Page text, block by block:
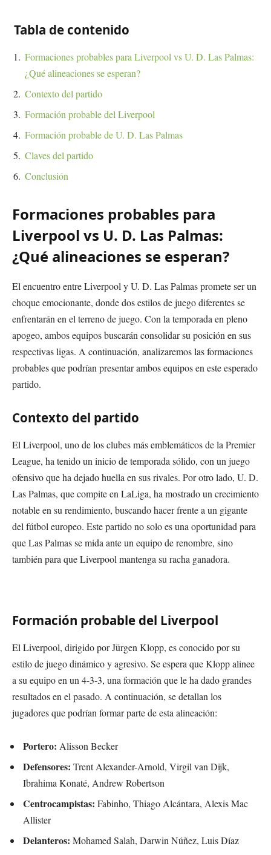
Tabla de contenido
Formaciones probables para Liverpool vs U. D. Las Palmas:
¿Qué alineaciones se esperan?
Contexto del partido
Formación probable del Liverpool
Formación probable de U. D. Las Palmas
Claves del partido
Conclusión
Formaciones probables para
Liverpool vs U. D. Las Palmas:
¿Qué alineaciones se esperan?
El encuentro entre Liverpool y U. D. Las Palmas promete ser un
choque emocionante, donde dos estilos de juego diferentes se
enfrentarán en el terreno de juego. Con la temporada en pleno
apogeo, ambos equipos buscarán consolidar su posición en sus
respectivas ligas. A continuación, analizaremos las formaciones
probables que podrían presentar ambos equipos en este esperado
partido.
Contexto del partido
El Liverpool, uno de los clubes más emblemáticos de la Premier
League, ha tenido un inicio de temporada sólido, con un juego
ofensivo que ha dejado huella en sus rivales. Por otro lado, U. D.
Las Palmas, que compite en LaLiga, ha mostrado un crecimiento
notable en su rendimiento, buscando hacer frente a un gigante
del fútbol europeo. Este partido no solo es una oportunidad para
que Las Palmas se mida ante un equipo de renombre, sino
también para que Liverpool mantenga su racha ganadora.
Formación probable del Liverpool
El Liverpool, dirigido por Jürgen Klopp, es conocido por su
estilo de juego dinámico y agresivo. Se espera que Klopp alinee
a su equipo en un 4-3-3, una formación que le ha dado grandes
resultados en el pasado. A continuación, se detallan los
jugadores que podrían formar parte de esta alineación:
Portero: Alisson Becker
Defensores: Trent Alexander-Arnold, Virgil van Dijk,
Ibrahima Konaté, Andrew Robertson
Centrocampistas: Fabinho, Thiago Alcántara, Alexis Mac
Allister
Delanteros: Mohamed Salah, Darwin Núñez, Luis Díaz